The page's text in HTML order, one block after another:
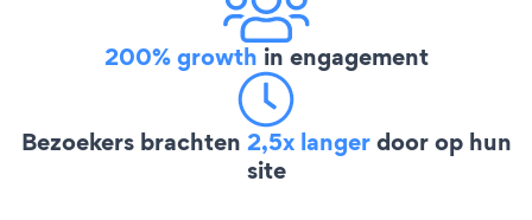
200% growth in engagement
Bezoekers brachten 2,5x langerdoor op hun
site